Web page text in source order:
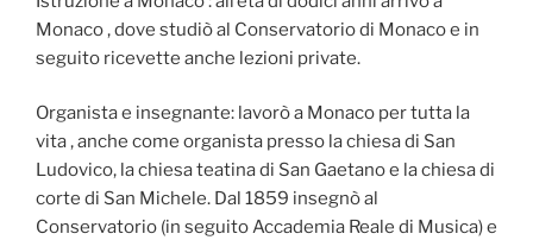
Monaco , dove studiò al Conservatorio di Monaco e in
seguito ricevette anche lezioni private.
Organista e insegnante: lavorò a Monaco per tutta la
vita , anche come organista presso la chiesa di San
Ludovico, la chiesa teatina di San Gaetano e la chiesa di
corte di San Michele. Dal 1859 insegnò al
Conservatorio (in seguito Accademia Reale di Musica) e